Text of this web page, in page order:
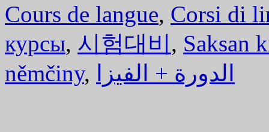
Cours de langue, Corsi di
курсы, 시험대비, Saksan
němčiny, الدورة + الفيزا